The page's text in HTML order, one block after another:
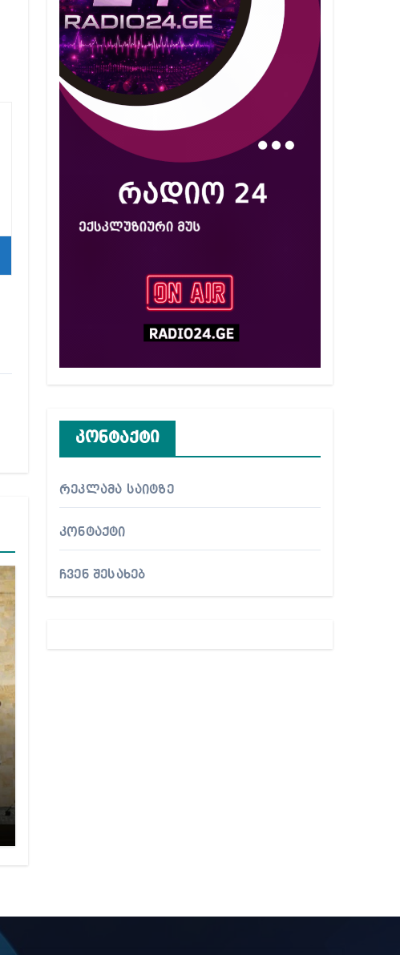
კონტაქტი
რეკლამა საიტზე
კონტაქტი
ჩვენ შესახებ